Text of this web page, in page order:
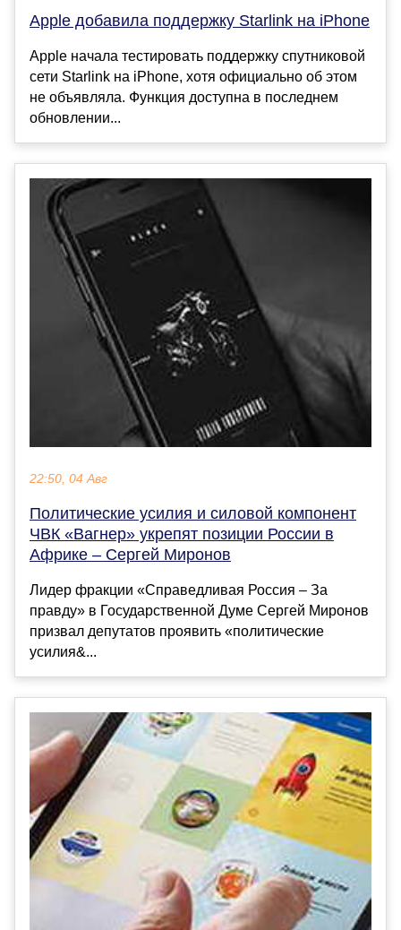
Apple добавила поддержку Starlink на iPhone
Apple начала тестировать поддержку спутниковой
сети Starlink на iPhone, хотя официально об этом
не объявляла. Функция доступна в последнем
обновлении...
22:50, 04 Авг
Политические усилия и силовой компонент
ЧВК «Вагнер» укрепят позиции России в
Африке – Сергей Миронов
Лидер фракции «Справедливая Россия – За
правду» в Государственной Думе Сергей Миронов
призвал депутатов проявить «политические
усилия&...